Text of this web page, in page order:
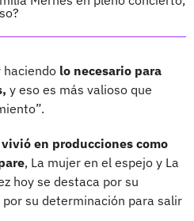
haciendo lo necesario para
y eso es más valioso que
vivió en producciones como
, La mujer en el espejo y La
hoy se destaca por su
su determinación para salir